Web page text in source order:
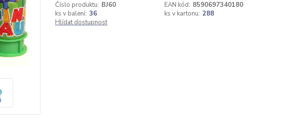
Číslo produktu: BJ60 EAN kód: 8590697340180
ks v balení: 36 ks v kartonu: 288
Hlídat dostupnost